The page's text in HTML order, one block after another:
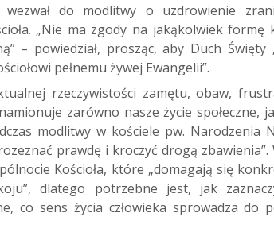
do modlitwy o uzdrowienie
„Nie ma zgody na jakąkolwiek
– powiedział, prosząc, aby Duch Święty
pełnemu żywej Ewangelii”.
rzeczywistości zamętu, obaw,
zarówno nasze życie społeczne,
modlitwy w kościele pw. Narodzenia
prawdę i kroczyć drogą zbawienia”.
Kościoła, które „domagają się
dlatego potrzebne jest, jak
co sens życia człowieka sprowadza do